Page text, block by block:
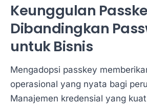
Keunggulan
Dibandingkan
untuk Bisnis
Mengadopsi passkey
operasional yang nyata bagi
Manajemen kredensial yang